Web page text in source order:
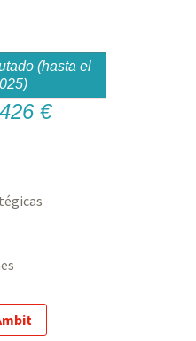
(hasta el
€